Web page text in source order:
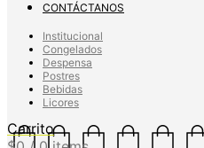
CONTÁCTANOS
Institucional
Congelados
Despensa
Postres
Bebidas
Licores
Carrito